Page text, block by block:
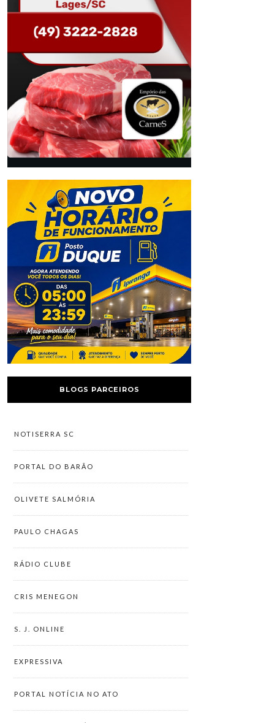
BLOGS PARCEIROS
NOTISERRA SC
PORTAL DO BARÃO
OLIVETE SALMÓRIA
PAULO CHAGAS
RÁDIO CLUBE
CRIS MENEGON
S. J. ONLINE
EXPRESSIVA
PORTAL NOTÍCIA NO ATO